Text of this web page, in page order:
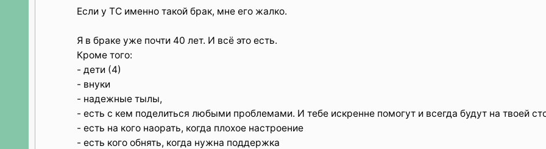
Если у ТС именно такой брак, мне его жалко.
Я в браке уже почти 40 лет. И всё это есть.
Кроме того:
- дети (4)
- внуки
- надежные тылы,
- есть с кем поделиться любыми проблемами. И тебе искренне помогут и всегда будут на твоей
- есть на кого наорать, когда плохое настроение
- есть кого обнять, когда нужна поддержка